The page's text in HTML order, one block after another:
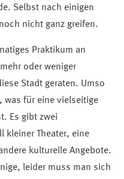
Selbst nach einigen
nicht ganz greifen.
Praktikum an
oder weniger
Stadt geraten. Umso
was für eine vielseitige
Es gibt zwei
kleiner Theater, eine
kulturelle Angebote.
leider muss man sich